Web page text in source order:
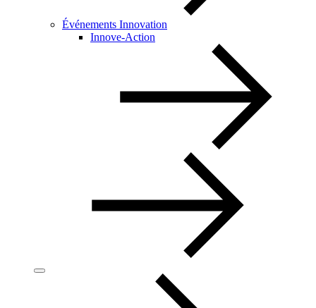
Événements Innovation
Innove-Action